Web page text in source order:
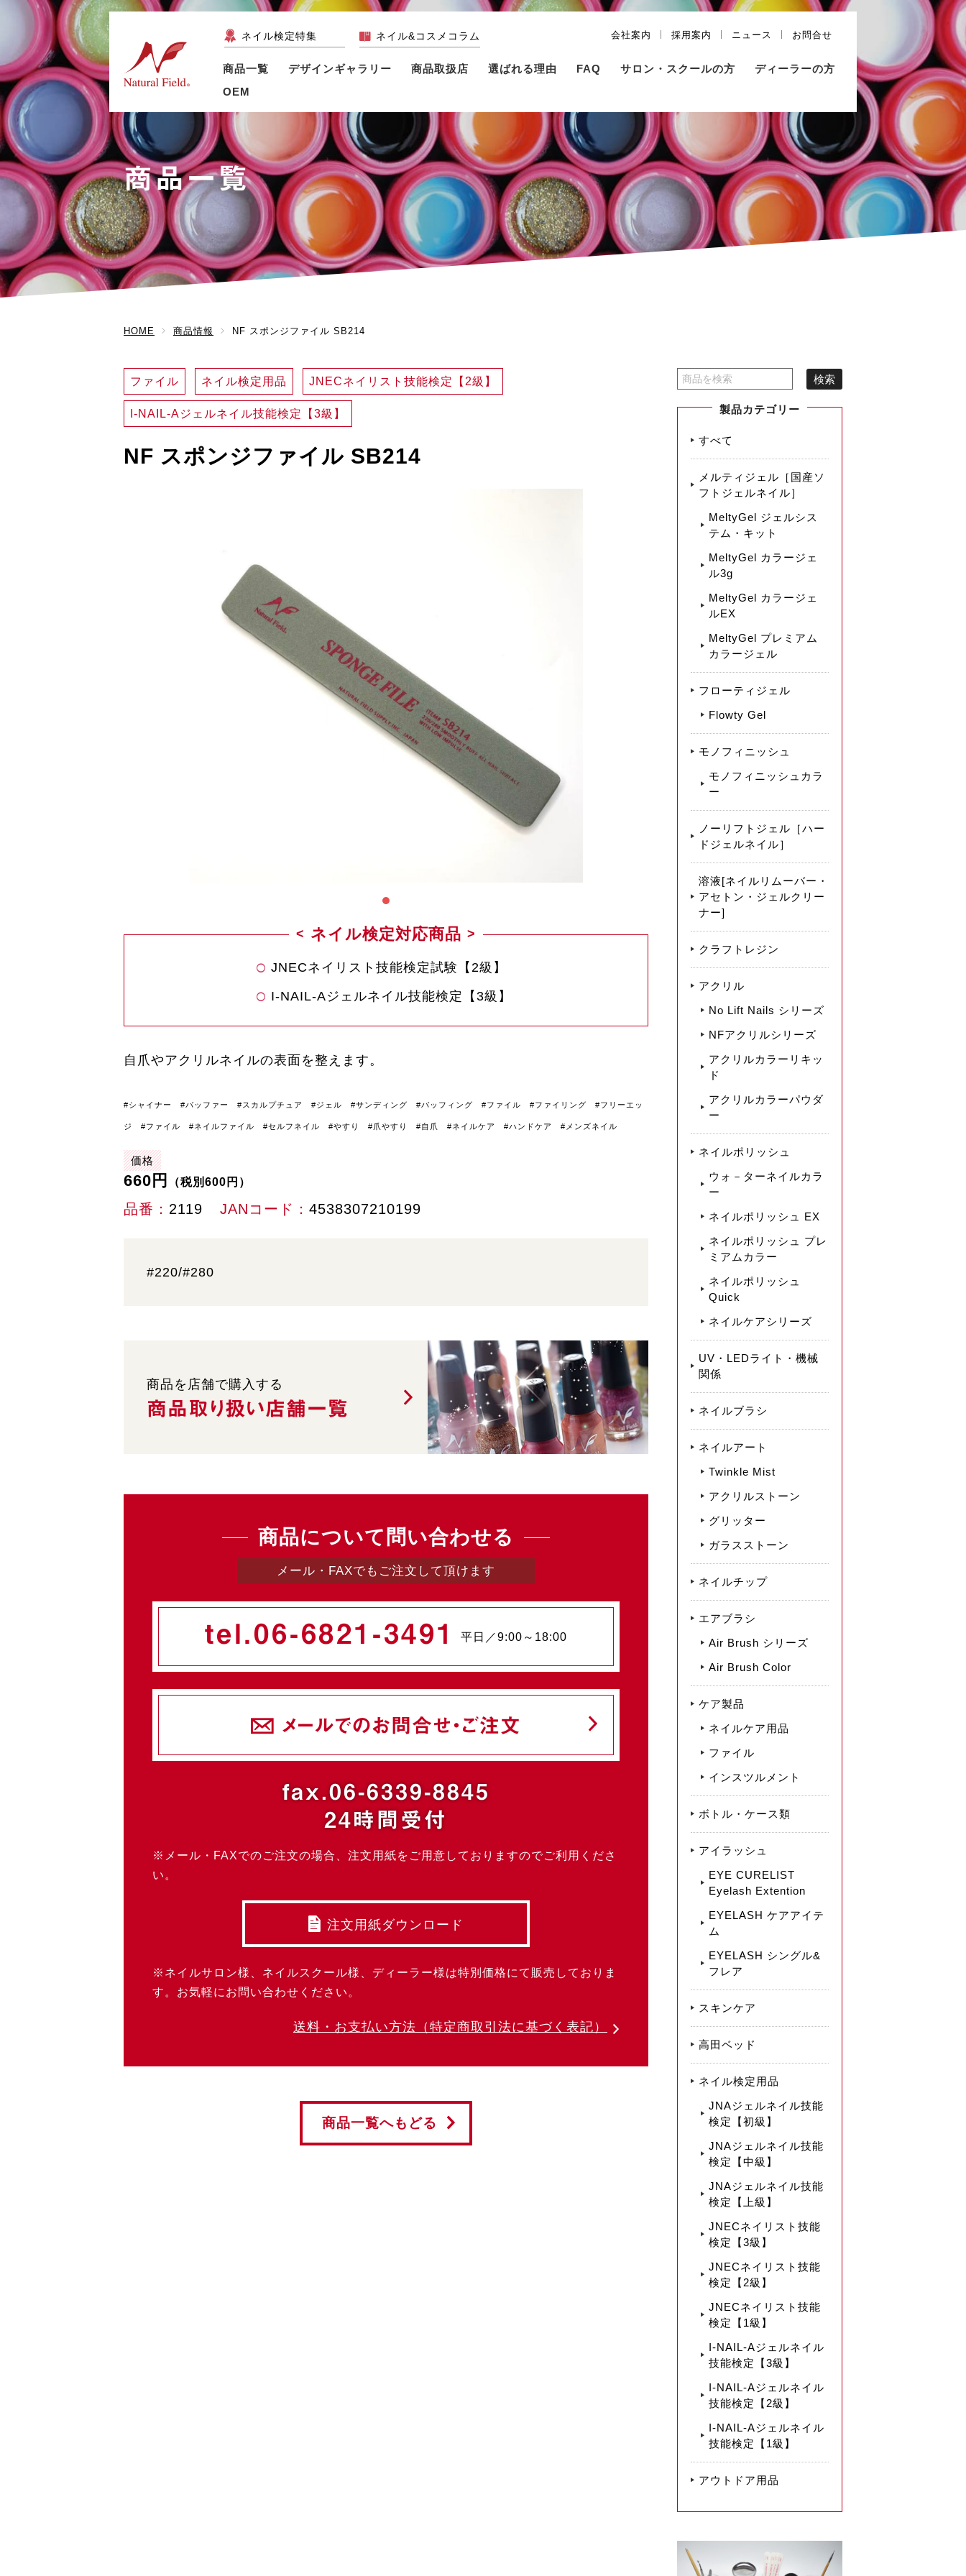
ネイル検定特集 ネイル&コスメコラム 会社案内 採用案内 ニュース お問合せ
商品一覧 デザインギャラリー 商品取扱店 選ばれる理由 FAQ サロン・スクールの方
ディーラーの方
OEM
商品一覧
HOME 商品情報 NF スポンジファイル SB214
ファイル ネイル検定用品 JNECネイリスト技能検定【2級】
I-NAIL-Aジェルネイル技能検定【3級】
NF スポンジファイル SB214
ネイル検定対応商品
JNECネイリスト技能検定試験【2級】
I-NAIL-Aジェルネイル技能検定【3級】
自爪やアクリルネイルの表面を整えます。
#シャイナー #バッファー #スカルプチュア #ジェル #サンディング #バッフィング #ファイル #ファイリング #フリーエッ
ジ #ファイル #ネイルファイル #セルフネイル #やすり #爪やすり #自爪 #ネイルケア #ハンドケア #メンズネイル
価格
660円 （税別600円）
品番 2119 JANコード 4538307210199
#220/#280
商品を店舗で購入する
商品取り扱い店舗一覧
商品について問い合わせる
メール・FAXでもご注文して頂けます
tel.06-6821-3491 平日／9:00～18:00
メールでのお問合せ・ご注文
fax.06-6339-8845
24時間受付
※メール・FAXでのご注文の場合、注文用紙をご用意しておりますのでご利用くださ
い。
注文用紙ダウンロード
※ネイルサロン様、ネイルスクール様、ディーラー様は特別価格にて販売しておりま
す。お気軽にお問い合わせください。
送料・お支払い方法 （特定商取引法に基づく表記）
商品一覧へもどる
製品カテゴリー
すべて
メルティジェル［国産ソ
フトジェルネイル］
MeltyGel ジェルシス
テム・キット
MeltyGel カラージェ
ル3g
MeltyGel カラージェ
ルEX
MeltyGel プレミアム
カラージェル
フローティジェル
Flowty Gel
モノフィニッシュ
モノフィニッシュカラ
ー
ノーリフトジェル［ハー
ドジェルネイル］
溶液[ネイルリムーバー・
アセトン・ジェルクリー
ナー]
クラフトレジン
アクリル
No Lift Nails シリーズ
NFアクリルシリーズ
アクリルカラーリキッ
ド
アクリルカラーパウダ
ー
ネイルポリッシュ
ウォ－ターネイルカラ
ー
ネイルポリッシュ EX
ネイルポリッシュ プレ
ミアムカラー
ネイルポリッシュ
Quick
ネイルケアシリーズ
UV・LEDライト・機械
関係
ネイルブラシ
ネイルアート
Twinkle Mist
アクリルストーン
グリッター
ガラスストーン
ネイルチップ
エアブラシ
Air Brush シリーズ
Air Brush Color
ケア製品
ネイルケア用品
ファイル
インスツルメント
ボトル・ケース類
アイラッシュ
EYE CURELIST
Eyelash Extention
EYELASH ケアアイテ
ム
EYELASH シングル&
フレア
スキンケア
高田ベッド
ネイル検定用品
JNAジェルネイル技能
検定【初級】
JNAジェルネイル技能
検定【中級】
JNAジェルネイル技能
検定【上級】
JNECネイリスト技能
検定【3級】
JNECネイリスト技能
検定【2級】
JNECネイリスト技能
検定【1級】
I-NAIL-Aジェルネイル
技能検定【3級】
I-NAIL-Aジェルネイル
技能検定【2級】
I-NAIL-Aジェルネイル
技能検定【1級】
アウトドア用品